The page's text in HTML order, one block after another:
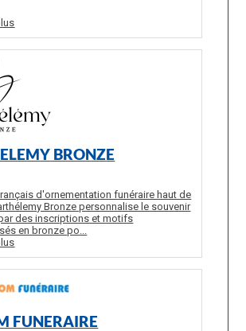
BRONZE
d'ornementation funéraire haut de
Bronze personnalise le souvenir
des inscriptions et motifs
en bronze po...
FUNERAIRE